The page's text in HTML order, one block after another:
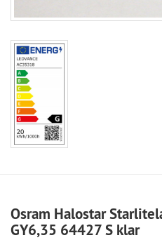
Osram Halostar
GY6,35 64427 S klar